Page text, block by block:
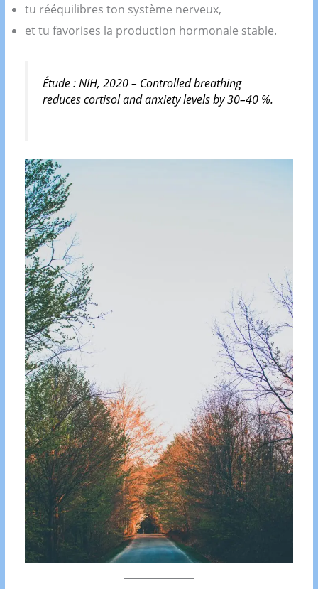
tu rééquilibres ton système nerveux,
et tu favorises la production hormonale stable.
Étude :NIH, 2020 – Controlled breathing
reduces cortisol and anxiety levels by 30–40 %.